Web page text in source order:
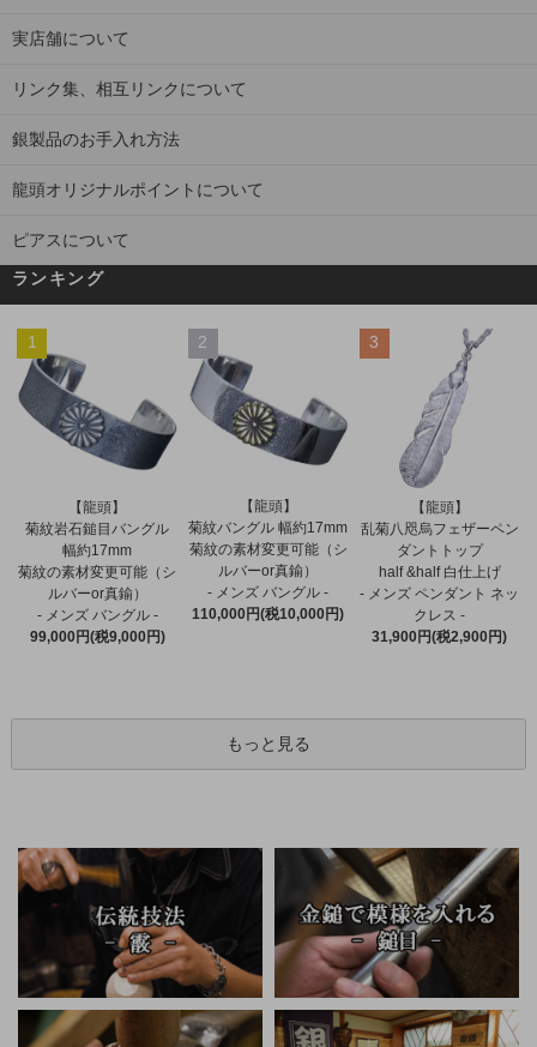
実店舗について
リンク集、相互リンクについて
銀製品のお手入れ方法
龍頭オリジナルポイントについて
ピアスについて
ランキング
1
【龍頭】
菊紋岩石鎚目バングル
幅約17mm
菊紋の素材変更可能（シ
ルバーor真鍮）
- メンズ バングル -
99,000円(税9,000円)
2
【龍頭】
菊紋バングル 幅約17mm
菊紋の素材変更可能（シ
ルバーor真鍮）
- メンズ バングル -
110,000円(税10,000円)
3
【龍頭】
乱菊八咫烏フェザーペン
ダントトップ
half &half 白仕上げ
- メンズ ペンダント ネッ
クレス -
31,900円(税2,900円)
もっと見る